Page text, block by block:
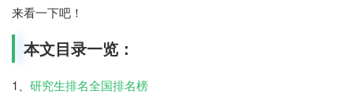
来看一下吧！
本文目录一览：
1、 研究生排名全国排名榜